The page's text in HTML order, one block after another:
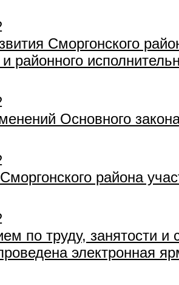
Сморгонского
районного
Основного
района
по труду, занятости и
электронная